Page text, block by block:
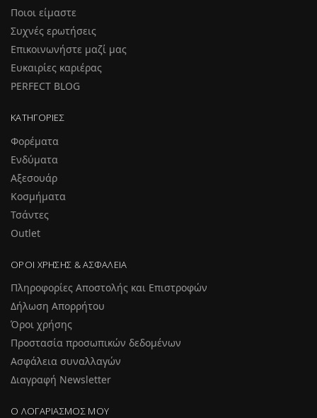
Ποιοι είμαστε
Συχνές ερωτήσεις
Επικοινωνήστε μαζί μας
Ευκαιρίες καριέρας
PERFECT BLOG
ΚΑΤΗΓΟΡΊΕΣ
Φορέματα
Ενδύματα
Αξεσουάρ
Κοσμήματα
Τσάντες
Outlet
ΌΡΟΙ ΧΡΉΣΗΣ & ΑΣΦΆΛΕΙΑ
Πληροφορίες Αποστολής και Επιστροφών
Δήλωση Απορρήτου
Όροι χρήσης
Προστασία προσωπικών δεδομένων
Ασφάλεια συναλλαγών
Διαγραφή Newsletter
Ο ΛΟΓΑΡΙΑΣΜΌΣ ΜΟΥ